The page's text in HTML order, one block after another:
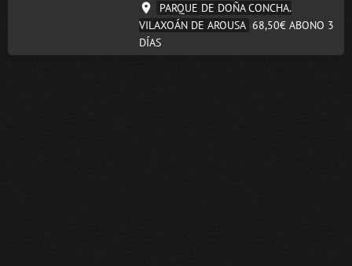
PARQUE DE DOÑA CONCHA.
VILAXOÁN DE AROUSA 68,50€ ABONO 3
DÍAS